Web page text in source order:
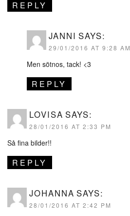
REPLY
JANNI SAYS:
29/01/2016 AT 9:28 AM
Men sötnos, tack! <3
REPLY
LOVISA SAYS:
28/01/2016 AT 2:33 PM
Så fina bilder!!
REPLY
JOHANNA SAYS:
28/01/2016 AT 2:42 PM